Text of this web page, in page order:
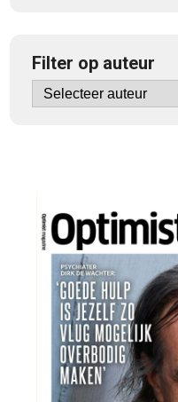
Filter op auteur